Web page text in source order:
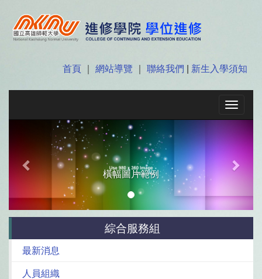
首頁 網站導覽 聯絡我們 新生入學須知
Toggle
橫幅圖片範例
Previous Next
綜合服務組
最新消息
人員組織